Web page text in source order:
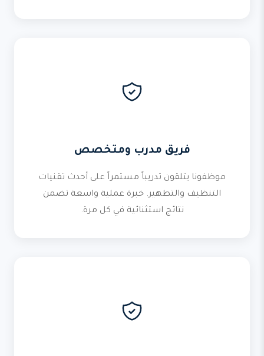
فريق مدرب ومتخصص
موظفونا يتلقون تدريباً مستمراً على أحدث تقنيات
التنظيف والتطهير. خبرة عملية واسعة تضمن
نتائج استثنائية في كل مرة.